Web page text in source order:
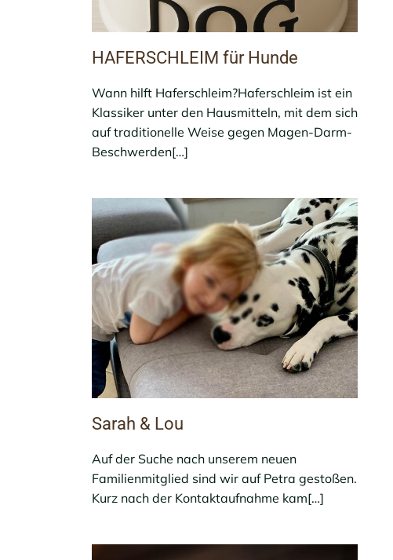
HAFERSCHLEIM für Hunde
Wann hilft Haferschleim?Haferschleim ist ein
Klassiker unter den Hausmitteln, mit dem sich
auf traditionelle Weise gegen Magen-Darm-
Beschwerden[…]
Sarah & Lou
Auf der Suche nach unserem neuen
Familienmitglied sind wir auf Petra gestoßen.
Kurz nach der Kontaktaufnahme kam[…]